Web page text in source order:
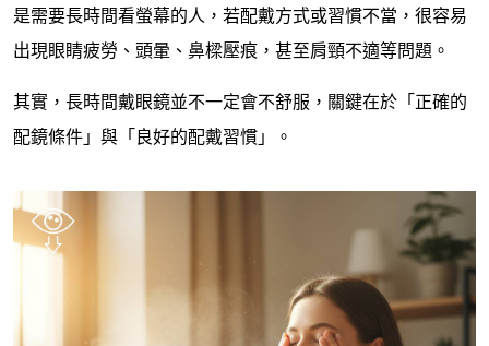
是需要長時間看螢幕的人，若配戴方式或習慣不當，很容易
出現眼睛疲勞、頭暈、鼻樑壓痕，甚至肩頸不適等問題。
其實，長時間戴眼鏡並不一定會不舒服，關鍵在於「正確的
配鏡條件」與「良好的配戴習慣」。